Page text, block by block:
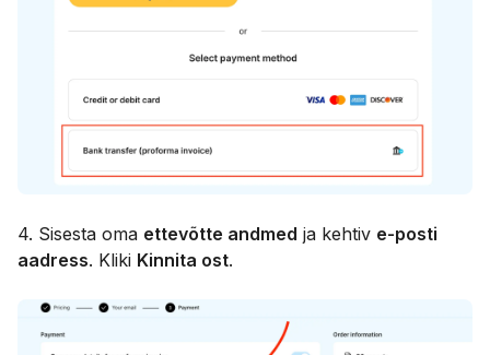
4. Sisesta oma ettevõtte andmed ja kehtiv e-posti
aadress. Kliki Kinnita ost.